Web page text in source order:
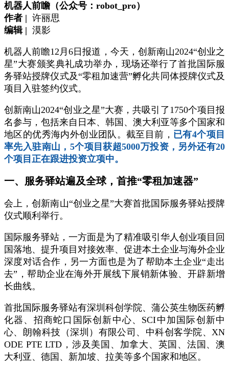
机器人前瞻（公众号：robot_pro）
作者 | 许丽思
编辑 | 漠影
机器人前瞻12月6日报道，今天，创新南山2024“创业之
星”大赛颁奖典礼成功举办，现场还举行了首批国际服
务驿站授牌仪式及“零租加速营”孵化共同体授牌仪式及
项目入驻签约仪式。
创新南山2024“创业之星”大赛，共吸引了1750个项目报
名参与，包括来自日本、韩国、澳大利亚等多个国家和
地区的优秀海内外创业团队。截至目前， 已有4个项目
率先入驻南山，5个项目获超5000万投资，另外还有20
个项目正在跟进投资立项中。
一、服务驿站遍及全球，首推“零租加速器”
会上，创新南山“创业之星”大赛首批国际服务驿站授牌
仪式顺利举行。
国际服务驿站，一方面是为了精准吸引华人创业项目回
国落地、提升项目对接效率、促进本土企业与海外企业
深度对话合作，另一方面也是为了帮助本土企业“走出
去”，帮助企业在海外开展线下展销新体验、开辟新增
长曲线。
首批国际服务驿站有深圳科创学院、蒲公英生物医药孵
化器、招商蛇口国际创新中心、SCI中加国际创新中
心、朗翰科技（深圳）有限公司、中科创客学院、XN
ODE PTE LTD，涉及美国、加拿大、英国、法国、澳
大利亚、德国、新加坡、拉美等多个国家和地区。